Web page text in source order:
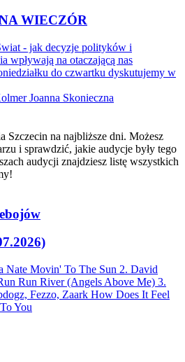
WIECZÓR
- jak decyzje polityków i
wpływają na otaczającą nas
do czwartku dyskutujemy w
Joanna Skonieczna
Szczecin na najbliższe dni. Możesz
i sprawdzić, jakie audycje były tego
audycji znajdziesz listę wszystkich
Nate Movin' To The Sun 2. David
Run River (Angels Above Me) 3.
Fezzo, Zaark How Does It Feel
You